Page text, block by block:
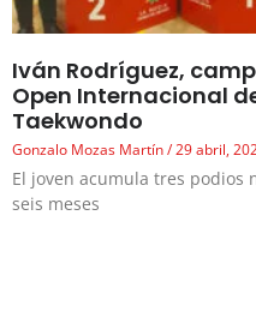
Iván Rodríguez,
Open Internacional
Taekwondo
Gonzalo Mozas Martín 29 abril,
El joven acumula tres podios
seis meses